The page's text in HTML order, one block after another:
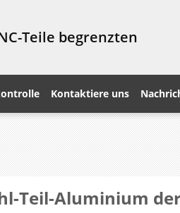
Teile begrenzten
Kontaktiere uns
Teil-Aluminium